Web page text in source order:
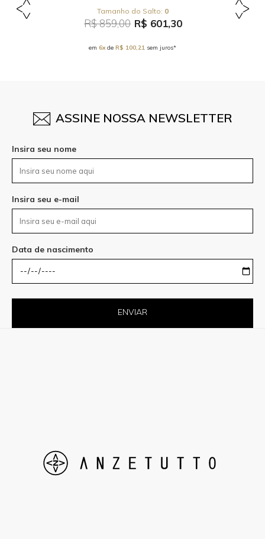
0
R$ 859,00 R$ 601,30
em 6xde R$ 100,21 sem juros*
ASSINE NOSSA NEWSLETTER
Insira seu nome
Insira seu e-mail
Data de nascimento
ENVIAR